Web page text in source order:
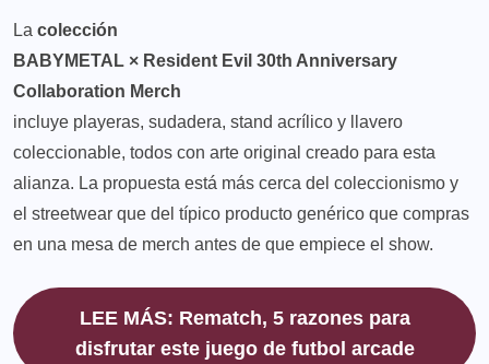
La colección
BABYMETAL × Resident Evil 30th Anniversary
Collaboration Merch
incluye playeras, sudadera, stand acrílico y llavero
coleccionable, todos con arte original creado para esta
alianza. La propuesta está más cerca del coleccionismo y
el streetwear que del típico producto genérico que compras
en una mesa de merch antes de que empiece el show.
LEE MÁS: Rematch, 5 razones para
disfrutar este juego de futbol arcade